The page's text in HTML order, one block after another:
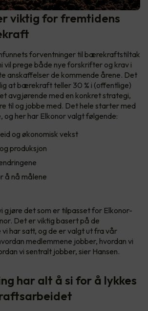
viktig for fremtidens
forventninger til bærekraftstiltak
vil prege både nye forskrifter og krav i
anskaffelser de kommende årene. Det
at bærekraft teller 30 % i (offentlige)
avgjørende med en konkret strategi,
til og jobbe med. Det hele starter med
her har Elkonor valgt følgende:
og økonomisk vekst
produksjon
å nå målene
gjøre det som er tilpasset for Elkonor-
Det er viktig basert på de
har satt, og de er valgt ut fra vår
medlemmene jobber, hvordan vi
vi sentralt jobber, sier Hansen.
har alt å si for å lykkes